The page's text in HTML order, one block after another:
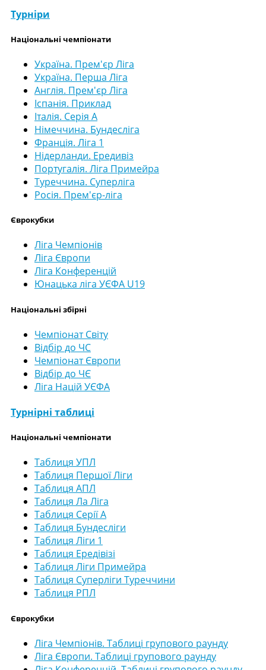
Турніри
Національні чемпіонати
Україна. Прем'єр Ліга
Україна. Перша Ліга
Англія. Прем'єр Ліга
Іспанія. Приклад
Італія. Серія А
Німеччина. Бундесліга
Франція. Ліга 1
Нідерланди. Ередивіз
Португалія. Ліга Примейра
Туреччина. Суперліга
Росія. Прем'єр-ліга
Єврокубки
Ліга Чемпіонів
Ліга Європи
Ліга Конференцій
Юнацька ліга УЄФА U19
Національні збірні
Чемпіонат Світу
Відбір до ЧС
Чемпіонат Європи
Відбір до ЧЄ
Ліга Націй УЄФА
Турнірні таблиці
Національні чемпіонати
Таблиця УПЛ
Таблиця Першої Ліги
Таблиця АПЛ
Таблиця Ла Ліга
Таблиця Серії А
Таблиця Бундесліги
Таблиця Ліги 1
Таблиця Ередівізі
Таблиця Ліги Примейра
Таблиця Суперліги Туреччини
Таблиця РПЛ
Єврокубки
Ліга Чемпіонів. Таблиці групового раунду
Ліга Європи. Таблиці групового раунду